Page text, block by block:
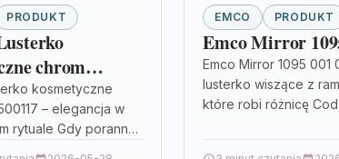
PRODUKT
chrom
kosmetyczne
– elegancja w
rytuale Gdy poranny
EMCO PRODUKT
Emco Mirror
Emco Mirror 1095 001
lusterko wiszące z
które robi różnicę
prostsze, gdy masz